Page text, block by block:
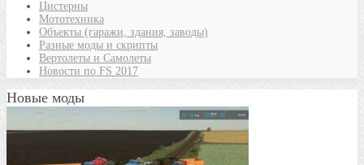
Цистерны
Мототехника
Объекты (гаражи, здания, заводы)
Разные моды и скрипты
Вертолеты и Самолеты
Новости по FS 2017
Новые моды